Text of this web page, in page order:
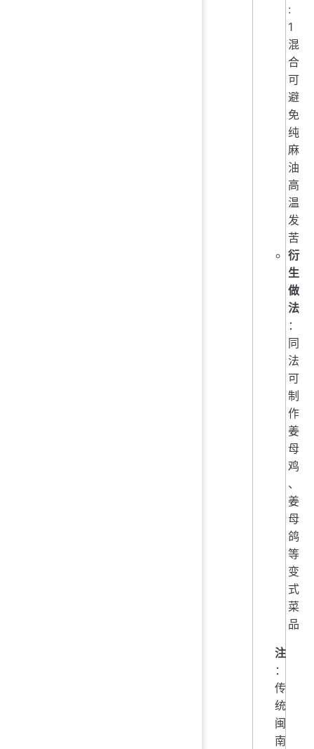
:
1
混
合
可
避
免
纯
麻
油
高
温
发
苦
衍
生
做
法
：
同
法
可
制
作
姜
母
鸡
、
姜
母
鸽
等
变
式
菜
品
注
：
传
统
闽
南